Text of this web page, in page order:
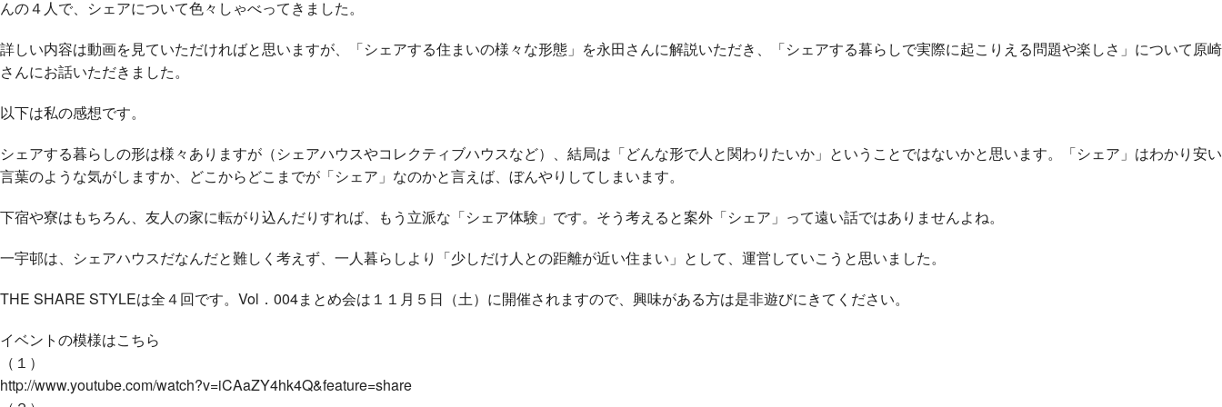
んの４人で、シェアについて色々しゃべってきました。
詳しい内容は動画を見ていただければと思いますが、「シェアする住まいの様々な形態」を永田さんに解説いただき、「シェアする暮らしで実際に起こりえる問題や楽しさ」について原崎
さんにお話いただきました。
以下は私の感想です。
シェアする暮らしの形は様々ありますが（シェアハウスやコレクティブハウスなど）、結局は「どんな形で人と関わりたいか」ということではないかと思います。「シェア」はわかり安い
言葉のような気がしますか、どこからどこまでが「シェア」なのかと言えば、ぼんやりしてしまいます。
下宿や寮はもちろん、友人の家に転がり込んだりすれば、もう立派な「シェア体験」です。そう考えると案外「シェア」って遠い話ではありませんよね。
一宇邨は、シェアハウスだなんだと難しく考えず、一人暮らしより「少しだけ人との距離が近い住まい」として、運営していこうと思いました。
THE SHARE STYLEは全４回です。Vol．004まとめ会は１１月５日（土）に開催されますので、興味がある方は是非遊びにきてください。
イベントの模様はこちら
（１）
http://www.youtube.com/watch?v=iCAaZY4hk4Q&feature=share